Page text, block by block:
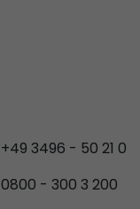
+49 3496 - 50 21 0
0800 - 300 3 200